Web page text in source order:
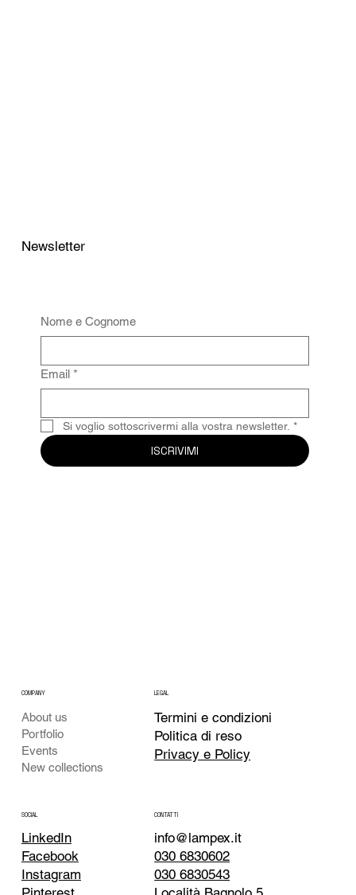
Newsletter
Nome e Cognome
Email *
Si voglio sottoscrivermi alla vostra newsletter. *
ISCRIVIMI
COMPANY
About us
Portfolio
Events
New collections
LEGAL
Termini e condizioni
Politica di reso
Privacy e Policy
SOCIAL
LinkedIn
Facebook
Instagram
CONTATTI
info@lampex.it
030 6830602
030 6830543